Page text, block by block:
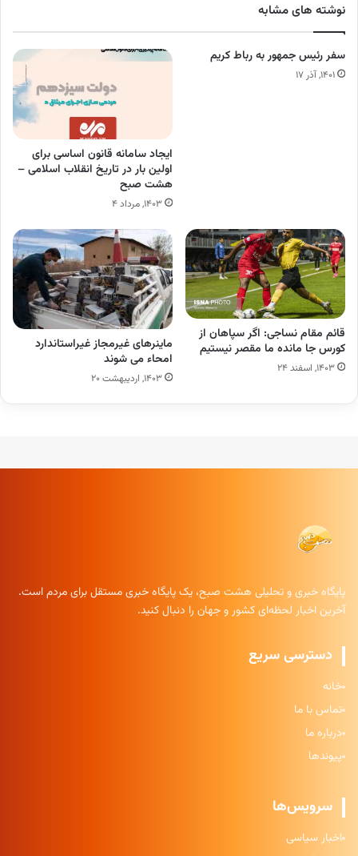
نوشته های مشابه
سفر رئیس جمهور به رباط کریم
۱۴۰۱, آذر ۱۷
ایجاد سامانه قانون اساسی برای
اولین بار در تاریخ انقلاب اسلامی –
هشت صبح
۱۴۰۳, مرداد ۴
قائم مقام نساجی: اگر سپاهان از
کورس جا مانده ما مقصر نیستیم
۱۴۰۳, اسفند ۲۴
ماینرهای غیرمجاز غیراستاندارد
امحاء می شوند
۱۴۰۳, اردیبهشت ۲۰
پایگاه خبری و تحلیلی هشت صبح، یک پایگاه خبری مستقل برای مردم است.
آخرین اخبار لحظه‌ای کشور و جهان را دنبال کنید.
دسترسی سریع
خانه
تماس با ما
درباره ما
پیوندها
سرویس‌ها
اخبار سیاسی